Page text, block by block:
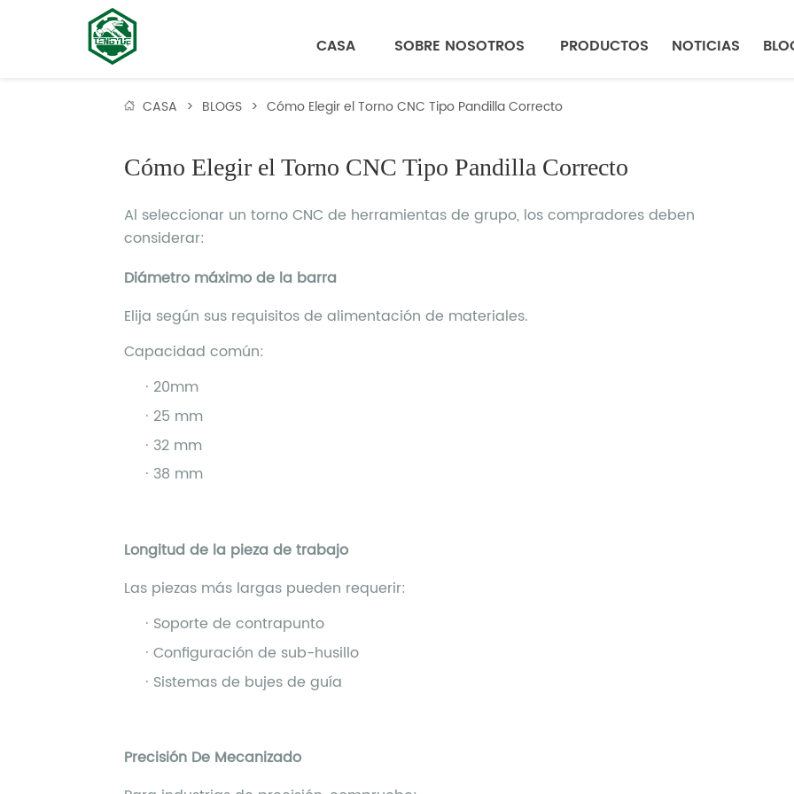
CASA SOBRE NOSOTROS PRODUCTOS NOTICIAS
CASA > BLOGS > Cómo Elegir el Torno CNC Tipo Pandilla Correcto
Cómo Elegir el Torno CNC Tipo Pandilla Correcto